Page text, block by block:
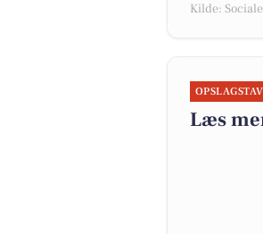
Kilde:
Læs